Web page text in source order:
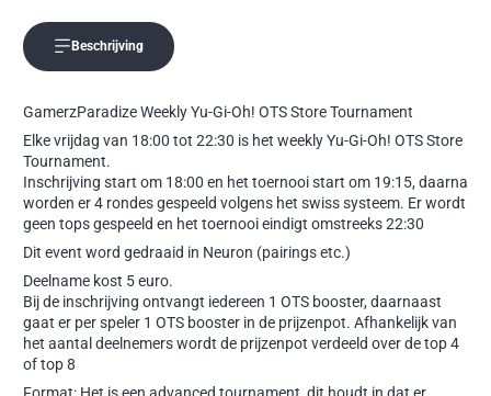
Beschrijving
GamerzParadize Weekly Yu-Gi-Oh! OTS Store Tournament
Elke vrijdag van 18:00 tot 22:30 is het weekly Yu-Gi-Oh! OTS Store
Tournament.
Inschrijving start om 18:00 en het toernooi start om 19:15, daarna
worden er 4 rondes gespeeld volgens het swiss systeem. Er wordt
geen tops gespeeld en het toernooi eindigt omstreeks 22:30
Dit event word gedraaid in Neuron (pairings etc.)
Deelname kost 5 euro.
Bij de inschrijving ontvangt iedereen 1 OTS booster, daarnaast
gaat er per speler 1 OTS booster in de prijzenpot. Afhankelijk van
het aantal deelnemers wordt de prijzenpot verdeeld over de top 4
of top 8
Format: Het is een advanced tournament, dit houdt in dat er